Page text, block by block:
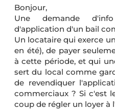
Bonjour,
Une demande
d'application d'un bail
Un locataire qui exerce
en été), de payer
à cette période, et qui
sert du local comme
de revendiquer
commerciaux ? Si c'est
coup de régler un loyer à